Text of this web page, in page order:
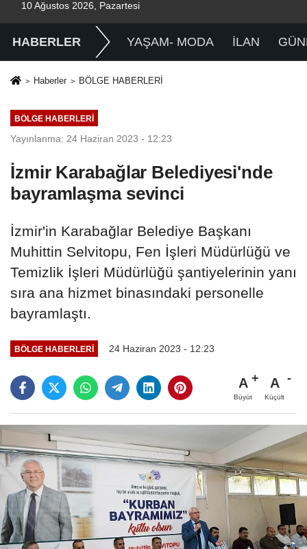
10 Ağustos 2026, Pazartesi
HABERLER YAŞAM- MODA İLAN
Haberler BÖLGE HABERLERİ
BÖLGE HABERLERİ
Yayınlanma: 24 Haziran 2023 - 12:23
İzmir Karabağlar Belediyesi'nde
bayramlaşma sevinci
İzmir'in Karabağlar Belediye Başkanı
Muhittin Selvitopu, Fen İşleri Müdürlüğü ve
Temizlik İşleri Müdürlüğü şantiyelerinin yanı
sıra ana hizmet binasındaki personelle
bayramlaştı.
BÖLGE HABERLERİ 24 Haziran 2023 - 12:23
A
Büyüt
A
Küçült